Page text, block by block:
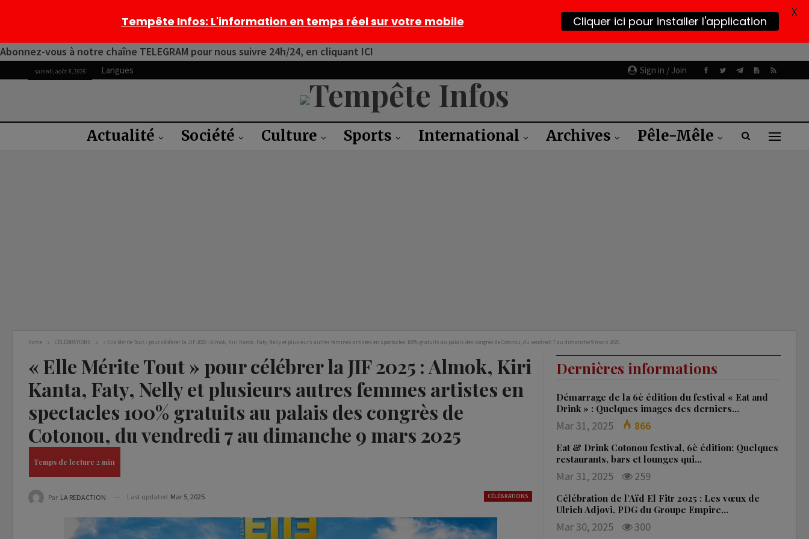
Abonnez-vous à notre chaîne TELEGRAM pour nous suivre 24h/24, en cliquant ICI
Sign in / Join
samedi, août 8, 2026 Langues
Actualité Société Culture Sports International Archives Pêle-Mêle
Home CÉLÉBRATIONS « Elle Mérite Tout » pour célébrer la JIF 2025 : Almok, Kiri Kanta, Faty, Nelly et plusieurs autres femmes artistes en spectacles 100% gratuits au palais des congrès de Cotonou, du vendredi 7 au dimanche 9 mars 2025
« Elle Mérite Tout » pour célébrer la JIF 2025 : Almok, Kiri
Kanta, Faty, Nelly et plusieurs autres femmes artistes en
spectacles 100% gratuits au palais des congrès de
Cotonou, du vendredi 7 au dimanche 9 mars 2025
CÉLÉBRATIONS
Par LA REDACTION Last updated Mar 5, 2025
Dernières informations
Démarrage de la 6è édition du festival « Eat and
Drink » : Quelques images des derniers…
Mar 31, 2025 866
Eat & Drink Cotonou festival, 6è édition: Quelques
restaurants, bars et lounges qui…
Mar 31, 2025 259
Célébration de l’Aïd El Fitr 2025 : Les vœux de
Ulrich Adjovi, PDG du Groupe Empire…
Mar 30, 2025 300
Tempête Infos: L'information en temps réel sur votre mobile Cliquer ici pour installer l'application
X